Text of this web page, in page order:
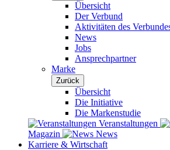
Übersicht
Der Verbund
Aktivitäten des
News
Jobs
Ansprechpartner
Marke
Zurück
Übersicht
Die Initiative
Die Markenstudie
Veranstaltungen
Magazin
News
Karriere & Wirtschaft